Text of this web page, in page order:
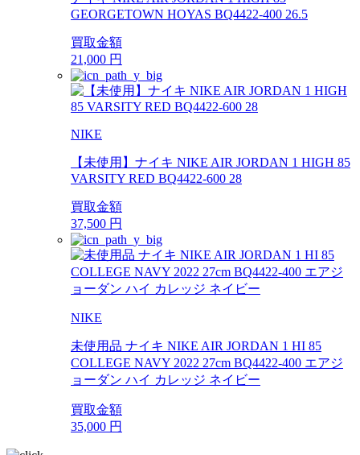
GEORGETOWN HOYAS BQ4422-400 26.5
買取金額
21,000 円
NIKE
【未使用】ナイキ NIKE AIR JORDAN 1 HIGH 85
VARSITY RED BQ4422-600 28
買取金額
37,500 円
NIKE
未使用品 ナイキ NIKE AIR JORDAN 1 HI 85
COLLEGE NAVY 2022 27cm BQ4422-400 エアジ
ョーダン ハイ カレッジ ネイビー
買取金額
35,000 円